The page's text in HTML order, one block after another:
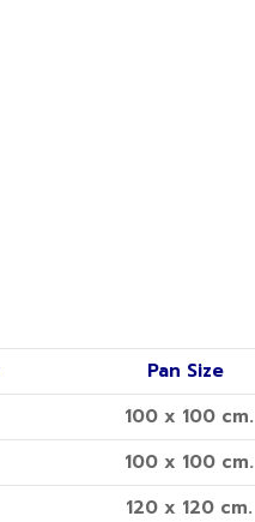
Pan Size
100 x 100 cm.
100 x 100 cm.
120 x 120 cm.